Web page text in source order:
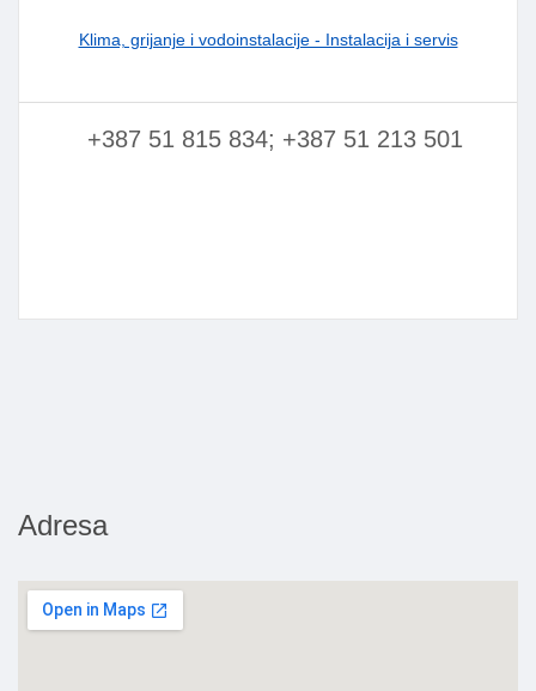
Klima, grijanje i vodoinstalacije - Instalacija i servis
+387 51 815 834; +387 51 213 501
Adresa